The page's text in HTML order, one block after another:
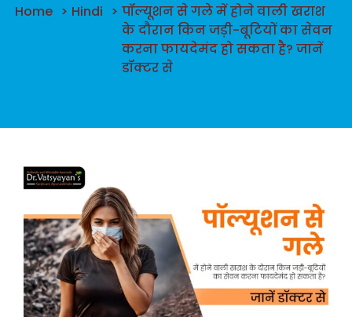
Home > Hindi > पॉल्यूशन से गले में होने वाली खराश
के दौरान किन जड़ी-बूटियों का सेवन
करना फायदेमंद हो सकता है? जानें
डॉक्टर से